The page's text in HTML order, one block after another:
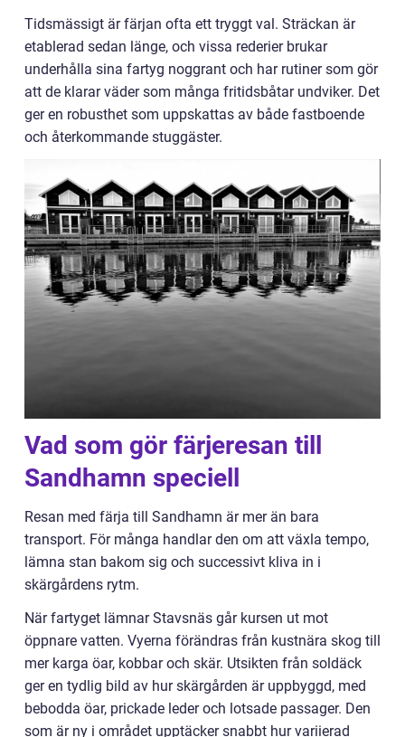
Tidsmässigt är färjan ofta ett tryggt val. Sträckan är
etablerad sedan länge, och vissa rederier brukar
underhålla sina fartyg noggrant och har rutiner som gör
att de klarar väder som många fritidsbåtar undviker. Det
ger en robusthet som uppskattas av både fastboende
och återkommande stuggäster.
Vad som gör färjeresan till
Sandhamn speciell
Resan med färja till Sandhamn är mer än bara
transport. För många handlar den om att växla tempo,
lämna stan bakom sig och successivt kliva in i
skärgårdens rytm.
När fartyget lämnar Stavsnäs går kursen ut mot
öppnare vatten. Vyerna förändras från kustnära skog till
mer karga öar, kobbar och skär. Utsikten från soldäck
ger en tydlig bild av hur skärgården är uppbyggd, med
bebodda öar, prickade leder och lotsade passager. Den
som är ny i området upptäcker snabbt hur variierad